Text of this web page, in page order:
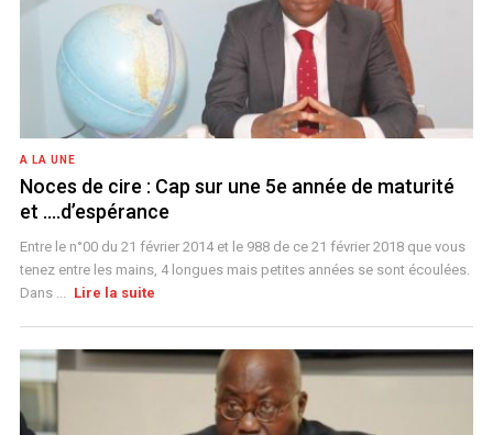
A LA UNE
Noces de cire : Cap sur une 5e année de maturité
et ….d’espérance
Entre le n°00 du 21 février 2014 et le 988 de ce 21 février 2018 que vous
tenez entre les mains, 4 longues mais petites années se sont écoulées.
Dans ... Lire la suite